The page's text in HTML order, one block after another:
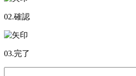
02.確認
03.完了